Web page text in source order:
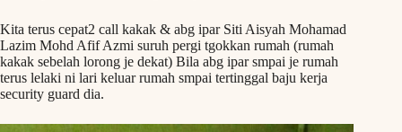
Kita terus cepat2 call kakak & abg ipar Siti Aisyah Mohamad
Lazim Mohd Afif Azmi suruh pergi tgokkan rumah (rumah
kakak sebelah lorong je dekat) Bila abg ipar smpai je rumah
terus lelaki ni lari keluar rumah smpai tertinggal baju kerja
security guard dia.